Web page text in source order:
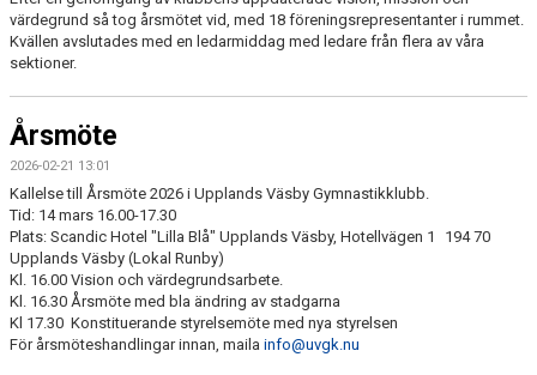
UTBILDNING FÖR LEDARE
värdegrund så tog årsmötet vid, med 18 föreningsrepresentanter i rummet.
Kvällen avslutades med en ledarmiddag med ledare från flera av våra
sektioner.
Årsmöte
2026-02-21 13:01
Kallelse till Årsmöte 2026 i Upplands Väsby Gymnastikklubb.
Tid: 14 mars 16.00-17.30
Plats: Scandic Hotel "Lilla Blå" Upplands Väsby, Hotellvägen 1 194 70
Upplands Väsby (Lokal Runby)
Kl. 16.00 Vision och värdegrundsarbete.
Kl. 16.30 Årsmöte med bla ändring av stadgarna
Kl 17.30 Konstituerande styrelsemöte med nya styrelsen
För årsmöteshandlingar innan, maila info@uvgk.nu